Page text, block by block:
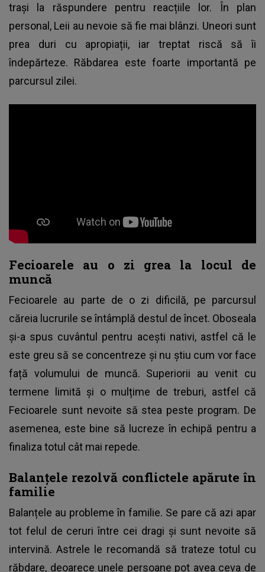
trași la răspundere pentru reacțiile lor. În plan
personal, Leii au nevoie să fie mai blânzi. Uneori sunt
prea duri cu apropiații, iar treptat riscă să îi
îndepărteze. Răbdarea este foarte importantă pe
parcursul zilei.
Fecioarele au o zi grea la locul de
muncă
Fecioarele au parte de o zi dificilă, pe parcursul
căreia lucrurile se întâmplă destul de încet. Oboseala
și-a spus cuvântul pentru acești nativi, astfel că le
este greu să se concentreze și nu știu cum vor face
față volumului de muncă. Superiorii au venit cu
termene limită și o mulțime de treburi, astfel că
Fecioarele sunt nevoite să stea peste program. De
asemenea, este bine să lucreze în echipă pentru a
finaliza totul cât mai repede.
Balanțele rezolvă conflictele apărute în
familie
Balanțele au probleme în familie. Se pare că azi apar
tot felul de ceruri între cei dragi și sunt nevoite să
intervină. Astrele le recomandă să trateze totul cu
răbdare, deoarece unele persoane pot avea ceva de